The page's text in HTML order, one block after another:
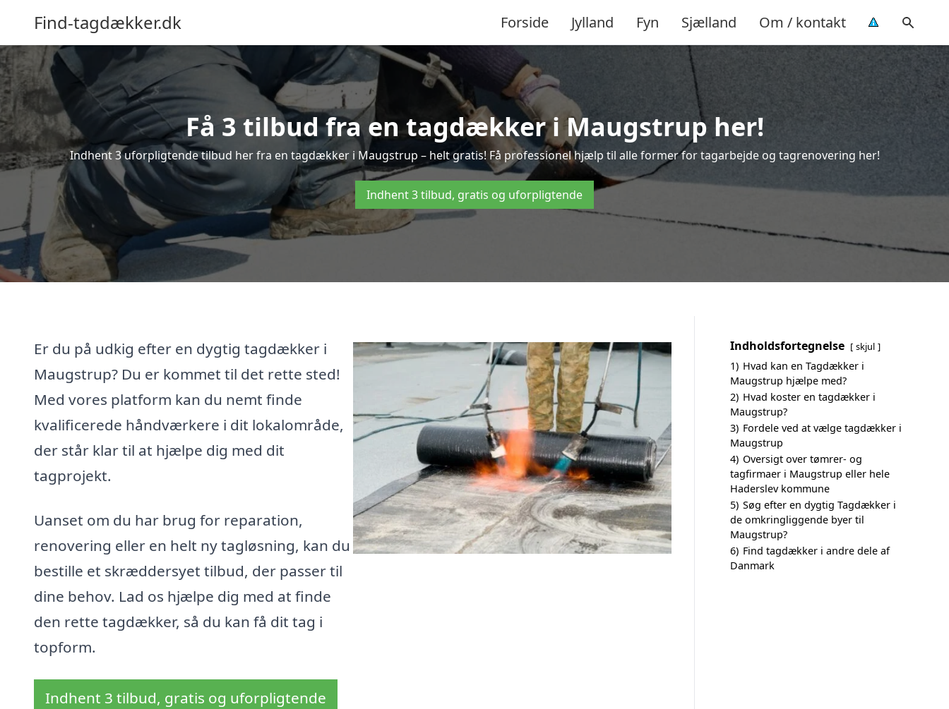
Find-tagdækker.dk Forside Jylland Fyn Sjælland Om / kontakt
Få 3 tilbud fra en tagdækker i Maugstrup her!
Indhent 3 uforpligtende tilbud her fra en tagdækker i Maugstrup – helt gratis! Få professionel hjælp til alle former for tagarbejde og tagrenovering her!
Indhent 3 tilbud, gratis og uforpligtende
Er du på udkig efter en dygtig tagdækker i
Maugstrup? Du er kommet til det rette sted!
Med vores platform kan du nemt finde
kvalificerede håndværkere i dit lokalområde,
der står klar til at hjælpe dig med dit
tagprojekt.
Uanset om du har brug for reparation,
renovering eller en helt ny tagløsning, kan du
bestille et skræddersyet tilbud, der passer til
dine behov. Lad os hjælpe dig med at finde
den rette tagdækker, så du kan få dit tag i
topform.
Indhent 3 tilbud, gratis og uforpligtende
Indholdsfortegnelse skjul
1) Hvad kan en Tagdækker i
Maugstrup hjælpe med?
2) Hvad koster en tagdækker i
Maugstrup?
3) Fordele ved at vælge tagdækker i
Maugstrup
4) Oversigt over tømrer- og
tagfirmaer i Maugstrup eller hele
Haderslev kommune
5) Søg efter en dygtig Tagdækker i
de omkringliggende byer til
Maugstrup?
6) Find tagdækker i andre dele af
Danmark